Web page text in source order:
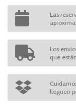
Las
Los
que
lleguen